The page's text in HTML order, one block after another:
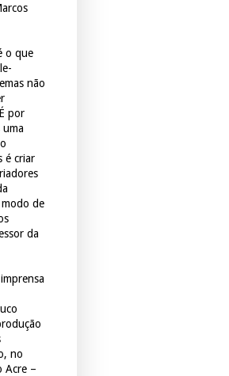
o que
não
por
uma
é criar
de
da
no
Acre –